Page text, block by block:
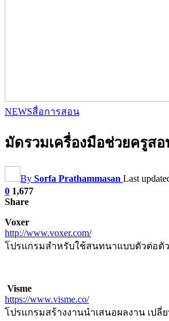
NEWSสื่อการสอน
มัดรวมเครื่องมือช่วยครูสอ
By Sorfa Prathammasan Last
0 1,677
Share
Voxer
http://www.voxer.com/
โปรแกรมสำหรับใช้สนทนาแบบตัวต่อตั
Visme
https://www.visme.co/
โปรแกรมสร้างงานนำเสนอผลงาน เป